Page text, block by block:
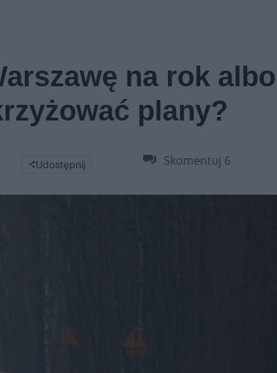
na rok albo
plany?
Udostępnij Skomentuj 6